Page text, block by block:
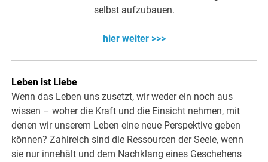
selbst aufzubauen.
hier weiter >>>
Leben ist Liebe
Wenn das Leben uns zusetzt, wir weder ein noch aus
wissen – woher die Kraft und die Einsicht nehmen, mit
denen wir unserem Leben eine neue Perspektive geben
können? Zahlreich sind die Ressourcen der Seele, wenn
sie nur innehält und dem Nachklang eines Geschehens